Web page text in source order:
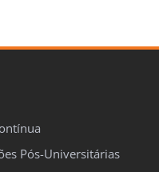
Pós-Universitárias